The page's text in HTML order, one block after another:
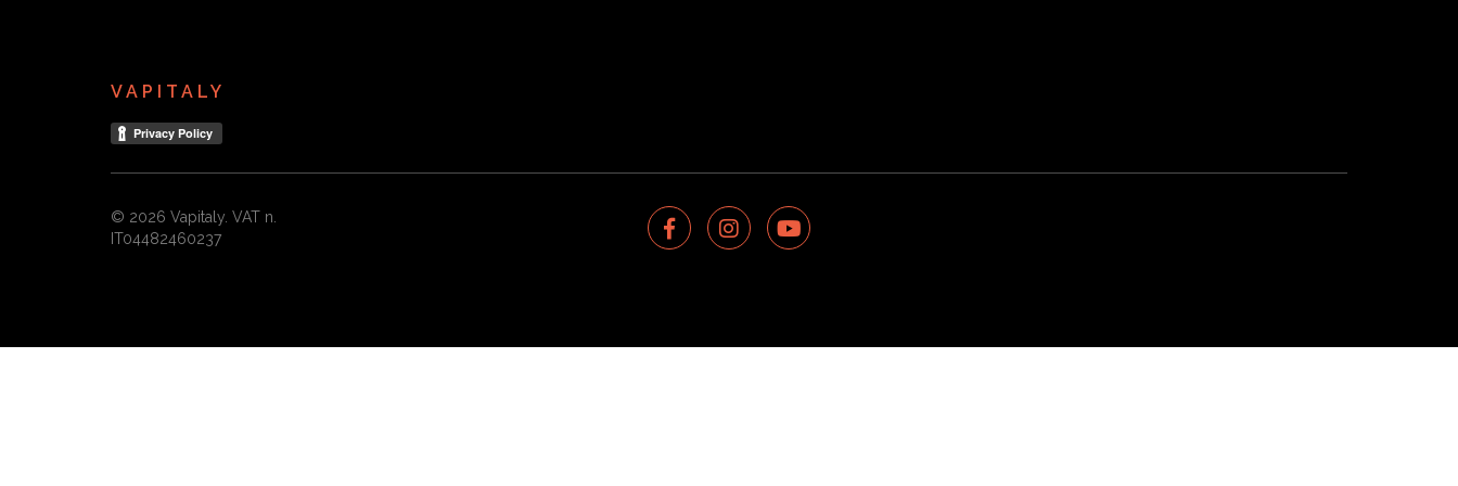
VAPITALY
© 2026 Vapitaly. VAT n.
IT04482460237